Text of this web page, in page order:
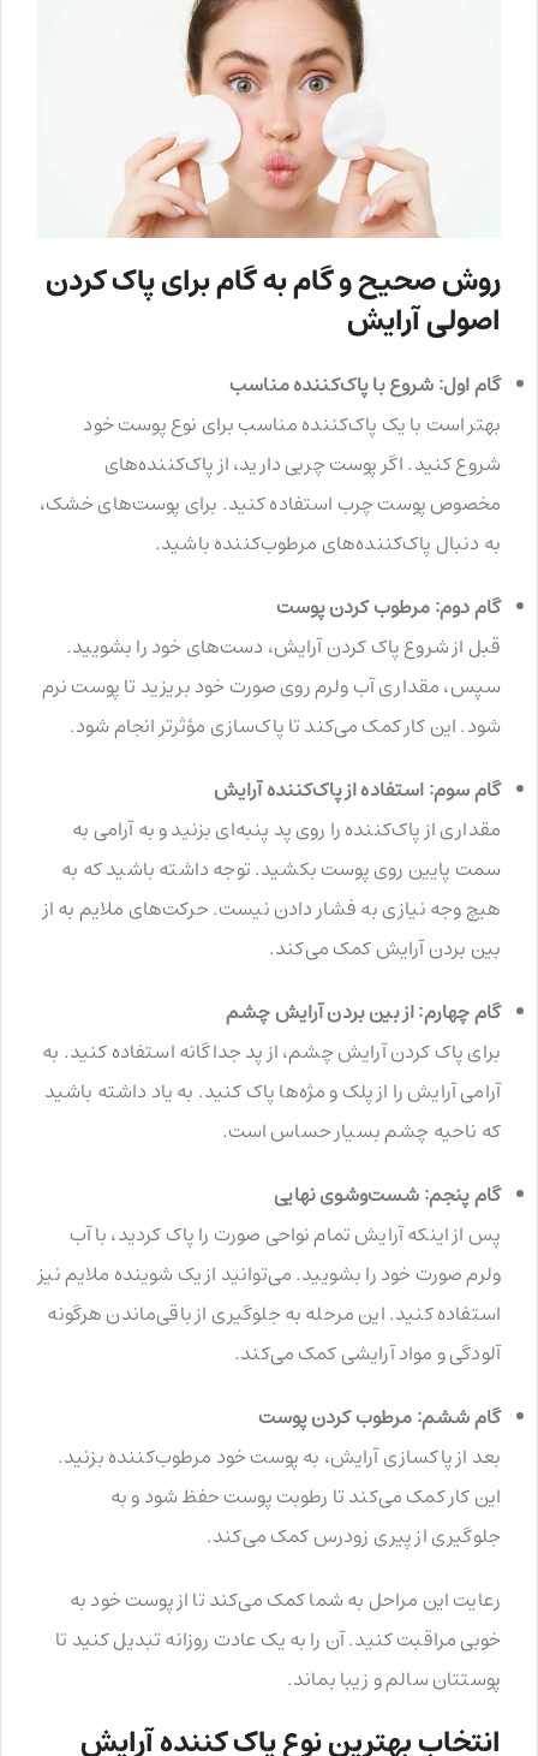
روش صحیح و گام به گام برای پاک کردن
اصولی آرایش
گام اول: شروع با پاک‌کننده مناسب
بهتر است با یک پاک‌کننده مناسب برای نوع پوست خود
شروع کنید. اگر پوست چربی دارید، از پاک‌کننده‌های
مخصوص پوست چرب استفاده کنید. برای پوست‌های خشک،
به دنبال پاک‌کننده‌های مرطوب‌کننده باشید.
گام دوم: مرطوب کردن پوست
قبل از شروع پاک کردن آرایش، دست‌های خود را بشویید.
سپس، مقداری آب ولرم روی صورت خود بریزید تا پوست نرم
شود. این کار کمک می‌کند تا پاک‌سازی مؤثرتر انجام شود.
گام سوم: استفاده از پاک‌کننده آرایش
مقداری از پاک‌کننده را روی پد پنبه‌ای بزنید و به آرامی به
سمت پایین روی پوست بکشید. توجه داشته باشید که به
هیچ وجه نیازی به فشار دادن نیست. حرکت‌های ملایم به از
بین بردن آرایش کمک می‌کند.
گام چهارم: از بین بردن آرایش چشم
برای پاک کردن آرایش چشم، از پد جداگانه استفاده کنید. به
آرامی آرایش را از پلک و مژه‌ها پاک کنید. به یاد داشته باشید
که ناحیه چشم بسیار حساس است.
گام پنجم: شست‌وشوی نهایی
پس از اینکه آرایش تمام نواحی صورت را پاک کردید، با آب
ولرم صورت خود را بشویید. می‌توانید از یک شوینده ملایم نیز
استفاده کنید. این مرحله به جلوگیری از باقی‌ماندن هرگونه
آلودگی و مواد آرایشی کمک می‌کند.
گام ششم: مرطوب کردن پوست
بعد از پاکسازی آرایش، به پوست خود مرطوب‌کننده بزنید.
این کار کمک می‌کند تا رطوبت پوست حفظ شود و به
جلوگیری از پیری زودرس کمک می‌کند.
رعایت این مراحل به شما کمک می‌کند تا از پوست خود به
خوبی مراقبت کنید. آن را به یک عادت روزانه تبدیل کنید تا
پوستتان سالم و زیبا بماند.
انتخاب بهترین نوع پاک کننده آرایش